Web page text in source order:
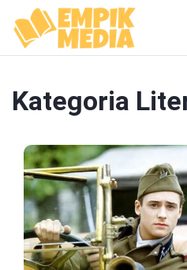
Kategoria